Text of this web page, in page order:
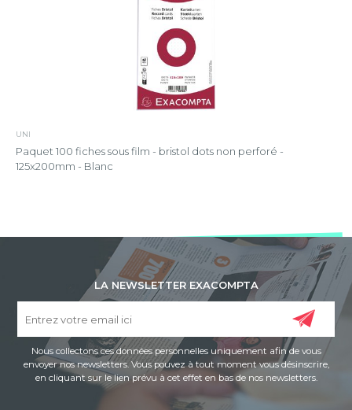
UNI
Paquet 100 fiches sous film - bristol dots non perforé -
125x200mm - Blanc
LA NEWSLETTER EXACOMPTA
Nous collectons ces données personnelles uniquement afin de vous
envoyer nos newsletters. Vous pouvez à tout moment vous désinscrire,
en cliquant sur le lien prévu à cet effet en bas de nos newsletters.